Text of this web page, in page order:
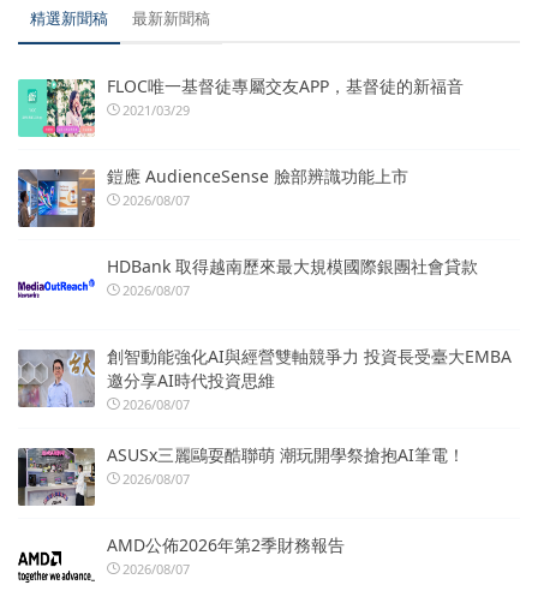
精選新聞稿 最新新聞稿
FLOC唯一基督徒專屬交友APP，基督徒的新福音
2021/03/29
鎧應 AudienceSense 臉部辨識功能上市
2026/08/07
HDBank 取得越南歷來最大規模國際銀團社會貸款
2026/08/07
創智動能強化AI與經營雙軸競爭力 投資長受臺大EMBA
邀分享AI時代投資思維
2026/08/07
ASUSx三麗鷗耍酷聯萌 潮玩開學祭搶抱AI筆電！
2026/08/07
AMD公佈2026年第2季財務報告
2026/08/07